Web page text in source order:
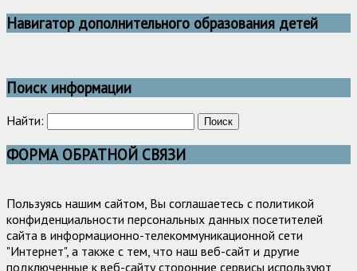
Навигатор дополнительного образования детей
Поиск информации
Найти:
ФОРМА ОБРАТНОЙ СВЯЗИ
Пользуясь нашим сайтом, Вы соглашаетесь с политикой
конфиденциальности персональных данных посетителей
сайта в информационно-телекоммуникационной сети
"Интернет", а также с тем, что наш веб-сайт и другие
подключенные к веб-сайту сторонние сервисы используют